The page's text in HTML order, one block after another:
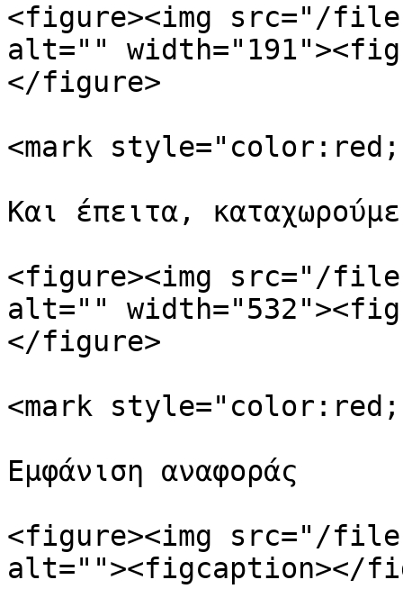
<figure><img src="/files/
alt=""
</figure>
<mark
Και έπειτα,
<figure><img src="/files/
alt=""
</figure>
<mark
Εμφάνιση αναφοράς
<figure><img src="/files/
alt=""><figcaption></